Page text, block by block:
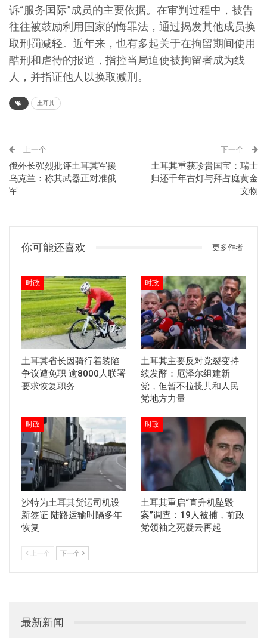
诉“服务国际”成员的主要依据。在审判过程中，被告
往往被鼓励利用国家的悔罪法，通过揭发其他成员换
取刑罚减轻。近年来，也有多起关于在拘留期间使用
酷刑和虐待的报道，指控当局迫使被拘留者成为线
人，并指证他人以换取减刑。
土耳其
上一个
俄外长强烈批评土耳其军援
乌克兰：称其武器正对准俄
军
下一个
土耳其重获珍贵国宝：瑞士
归还千年古灯与拜占庭黄金
文物
你可能还喜欢 更多作者
时政
土耳其省长因骑行着装陷
争议遭免职 逾8000人联署
要求恢复职务
时政
土耳其主要反对党裂变持
续发酵：厄泽尔组建新
党，但暂不拉拢共和人民
党地方力量
时政
沙特为土耳其货运司机设
新签证 陆路运输时隔多年
恢复
时政
土耳其重启“直升机坠毁
案”调查：19人被捕，前政
党领袖之死疑云再起
上一个 下一个
最新新闻